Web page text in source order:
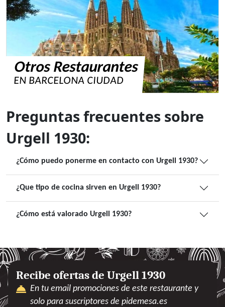
Otros Restaurantes
EN BARCELONA CIUDAD
Preguntas frecuentes sobre
Urgell 1930:
¿Cómo puedo ponerme en contacto con Urgell 1930?
¿Que tipo de cocina sirven en Urgell 1930?
¿Cómo está valorado Urgell 1930?
Recibe ofertas de Urgell 1930
En tu email promociones de este restaurante y
solo para suscriptores de pidemesa.es